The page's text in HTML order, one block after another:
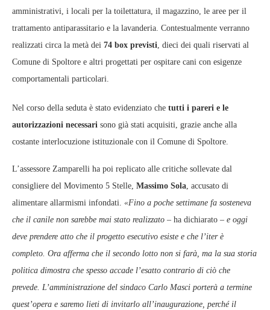
amministrativi, i locali per la toilettatura, il magazzino, le aree per il
trattamento antiparassitario e la lavanderia. Contestualmente verranno
realizzati circa la metà dei 74 box previsti, dieci dei quali riservati al
Comune di Spoltore e altri progettati per ospitare cani con esigenze
comportamentali particolari.
Nel corso della seduta è stato evidenziato che tutti i pareri e le
autorizzazioni necessari sono già stati acquisiti, grazie anche alla
costante interlocuzione istituzionale con il Comune di Spoltore.
L’assessore Zamparelli ha poi replicato alle critiche sollevate dal
consigliere del Movimento 5 Stelle, Massimo Sola, accusato di
alimentare allarmismi infondati. «Fino a poche settimane fa sosteneva
che il canile non sarebbe mai stato realizzato – ha dichiarato – e oggi
deve prendere atto che il progetto esecutivo esiste e che l’iter è
completo. Ora afferma che il secondo lotto non si farà, ma la sua storia
politica dimostra che spesso accade l’esatto contrario di ciò che
prevede. L’amministrazione del sindaco Carlo Masci porterà a termine
quest’opera e saremo lieti di invitarlo all’inaugurazione, perché il